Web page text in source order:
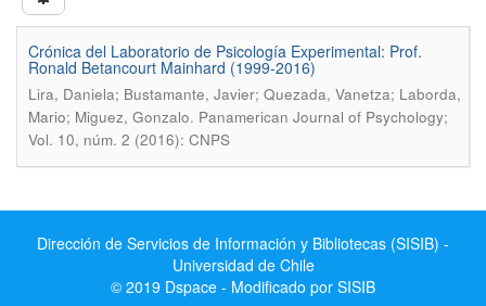
Crónica del Laboratorio de Psicología Experimental: Prof.
Ronald Betancourt Mainhard (1999-2016)
Lira, Daniela; Bustamante, Javier; Quezada, Vanetza; Laborda,
Mario; Miguez, Gonzalo. Panamerican Journal of Psychology;
Vol. 10, núm. 2 (2016): CNPS
Dirección de Servicios de Información y Bibliotecas (SISIB) -
Universidad de Chile
© 2019 Dspace - Modificado por SISIB